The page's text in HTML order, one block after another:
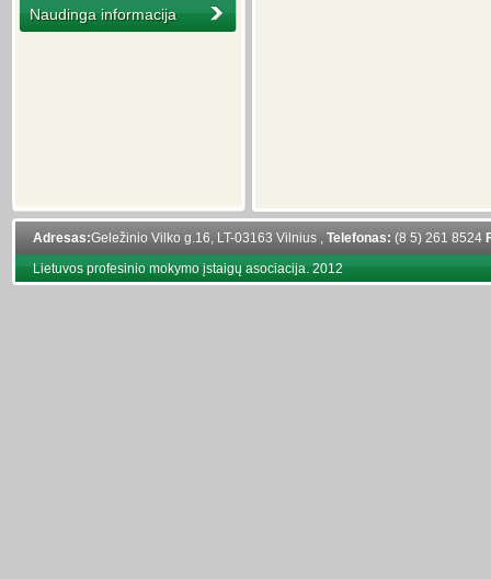
Naudinga informacija
Adresas:Geležinio Vilko g.16, LT-03163 Vilnius , Telefonas: (8 5) 261 8524
Lietuvos profesinio mokymo įstaigų asociacija. 2012